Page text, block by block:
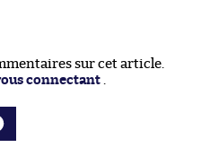
sur cet article.
connectant